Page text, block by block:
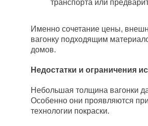
транспорта или
Именно сочетание цены,
вагонку подходящим
домов.
Недостатки и ограничения
Небольшая толщина вагонки
Особенно они проявляются
технологии покраски.